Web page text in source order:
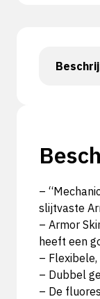
–
slijtvaste
– Armor
heeft een
–
– Dubbel
– De